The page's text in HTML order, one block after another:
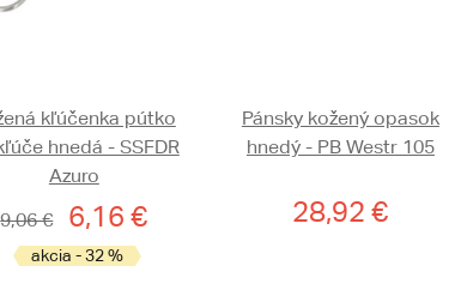
kľúčenka pútko
hnedá - SSFDR
Azuro
9,06 €
6,16 €
akcia - 32 %
Pánsky kožený opasok
hnedý - PB Westr 105
28,92 €